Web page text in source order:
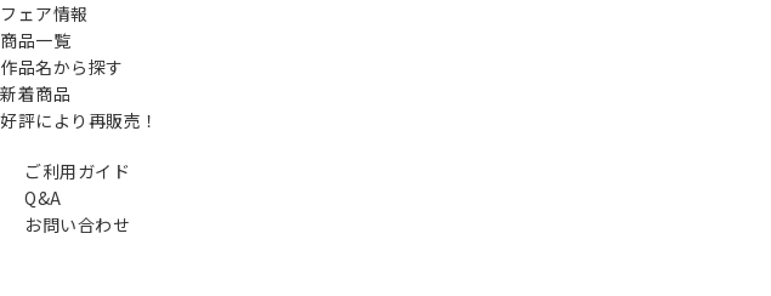
フェア情報
商品一覧
作品名から探す
新着商品
好評により再販売！
ご利用ガイド
Q&A
お問い合わせ